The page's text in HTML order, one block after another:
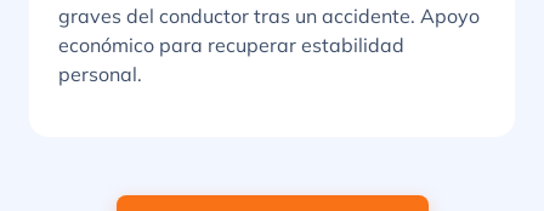
graves del conductor tras un accidente. Apoyo
económico para recuperar estabilidad
personal.